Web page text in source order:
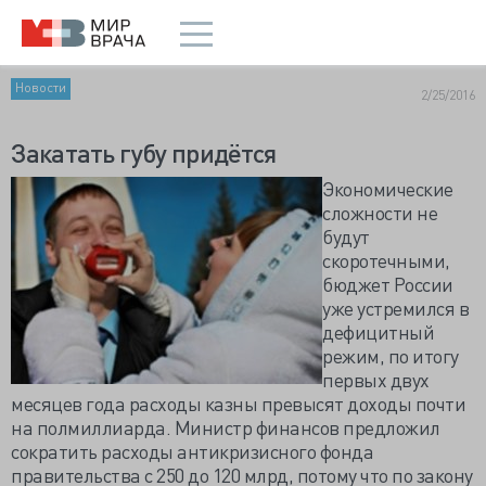
Новости 2/25/2016
Закатать губу придётся
Экономические
сложности не
будут
скоротечными,
бюджет России
уже устремился в
дефицитный
режим, по итогу
первых двух
месяцев года расходы казны превысят доходы почти
на полмиллиарда. Министр финансов предложил
сократить расходы антикризисного фонда
правительства с 250 до 120 млрд, потому что по закону